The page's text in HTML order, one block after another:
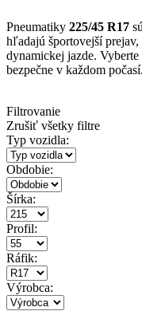
Pneumatiky 225/45 R17
hľadajú športovejší prejav,
dynamickej jazde.
bezpečne v každom počasí.
Filtrovanie
Zrušiť všetky filtre
Typ vozidla:
Obdobie:
Šírka:
Profil:
Ráfik:
Výrobca: